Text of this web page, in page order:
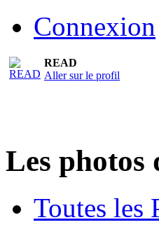
Connexion
READ
Aller sur le profil
Les photos
Toutes les